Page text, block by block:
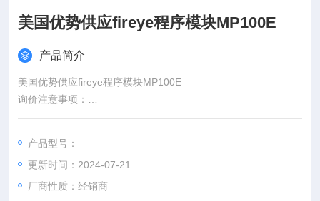
美国优势供应fireye程序模块MP100E
产品简介
美国优势供应fireye程序模块MP100E
询价注意事项：
1.询价请按（品牌+型号+数量+贵公司名称、）格式；2.询价请
提供原始的询价资料，hao附带铭牌
产品型号：
更新时间：2024-07-21
厂商性质：经销商